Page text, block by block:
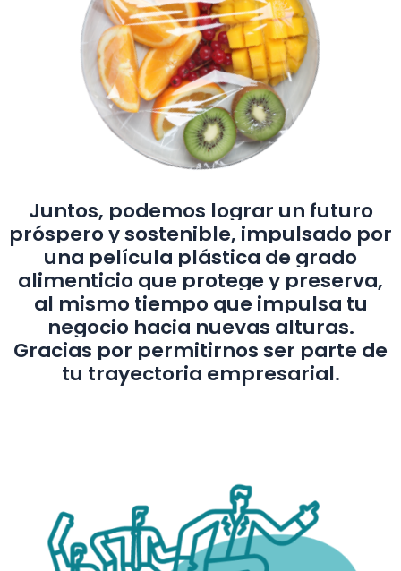
Juntos, podemos lograr un futuro
próspero y sostenible, impulsado por
una película plástica de grado
alimenticio que protege y preserva,
al mismo tiempo que impulsa tu
negocio hacia nuevas alturas.
Gracias por permitirnos ser parte de
tu trayectoria empresarial.